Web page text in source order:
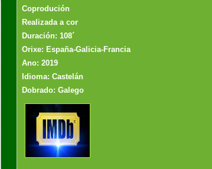
Coprodución
Realizada a cor
Duración: 108´
Orixe: España-Galicia-Francia
Ano: 2019
Idioma: Castelán
Dobrado: Galego